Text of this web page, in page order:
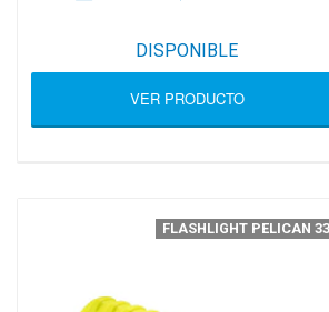
DISPONIBLE
VER PRODUCTO
FLASHLIGHT PELICAN